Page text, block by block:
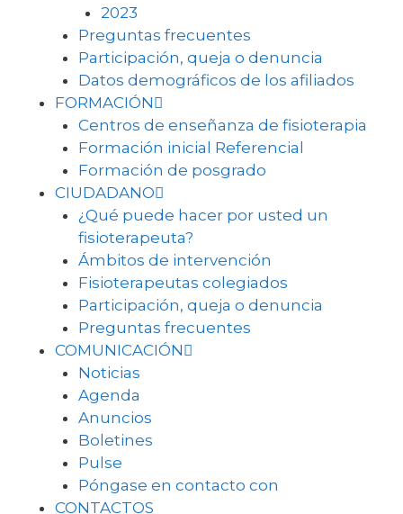
2023
Preguntas frecuentes
Participación, queja o denuncia
Datos demográficos de los afiliados
FORMACIÓN
Centros de enseñanza de fisioterapia
Formación inicial Referencial
Formación de posgrado
CIUDADANO
¿Qué puede hacer por usted un
fisioterapeuta?
Ámbitos de intervención
Fisioterapeutas colegiados
Participación, queja o denuncia
Preguntas frecuentes
COMUNICACIÓN
Noticias
Agenda
Anuncios
Boletines
Pulse
Póngase en contacto con
CONTACTOS